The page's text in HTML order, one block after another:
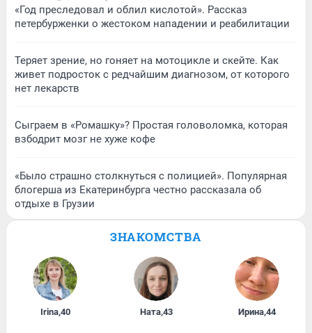
«Год преследовал и облил кислотой». Рассказ
петербурженки о жестоком нападении и реабилитации
Теряет зрение, но гоняет на мотоцикле и скейте. Как
живет подросток с редчайшим диагнозом, от которого
нет лекарств
Сыграем в «Ромашку»? Простая головоломка, которая
взбодрит мозг не хуже кофе
«Было страшно столкнуться с полицией». Популярная
блогерша из Екатеринбурга честно рассказала об
отдыхе в Грузии
ЗНАКОМСТВА
Irina,40 Ната,43 Ирина,44